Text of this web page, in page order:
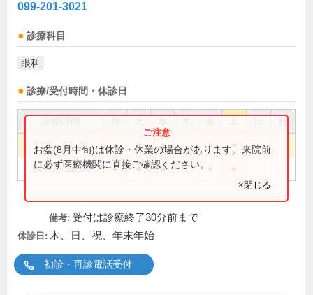
099-201-3021
診療科目
眼科
診療/受付時間・休診日
祝
9:00～12:30 ● ● ● ●
14:00～18:00 ● ● ●
お盆(8月中旬)は休診・休業の場合があります。来院前
に必ず医療機関に直接ご確認ください。
×閉じる
備考: 受付は診療終了30分前まで
休診日: 木、日、祝、年末年始
初診・再診電話受付